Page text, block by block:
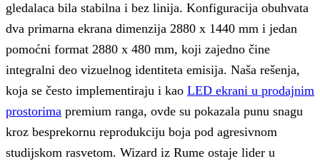
gledalaca bila stabilna i bez linija. Konfiguracija obuhvata
dva primarna ekrana dimenzija 2880 x 1440 mm i jedan
pomoćni format 2880 x 480 mm, koji zajedno čine
integralni deo vizuelnog identiteta emisija. Naša rešenja,
koja se često implementiraju i kao LED ekrani u prodajnim
prostorima premium ranga, ovde su pokazala punu snagu
kroz besprekornu reprodukciju boja pod agresivnom
studijskom rasvetom. Wizard iz Rume ostaje lider u